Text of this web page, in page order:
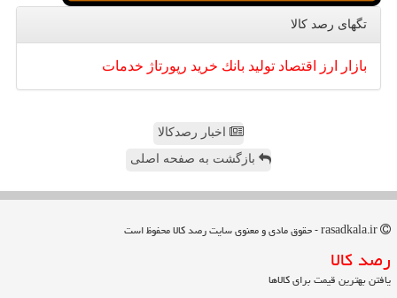
تگهای رصد كالا
بازار ارز اقتصاد تولید بانك خرید رپورتاژ خدمات
اخبار رصدکالا
بازگشت به صفحه اصلی
رصد كالا
یافتن بهترین قیمت برای کالاها